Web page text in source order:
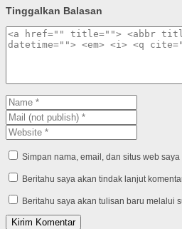
Tinggalkan Balasan
Simpan nama, email, dan situs web
Beritahu saya akan tindak lanjut
Beritahu saya akan tulisan baru melalui